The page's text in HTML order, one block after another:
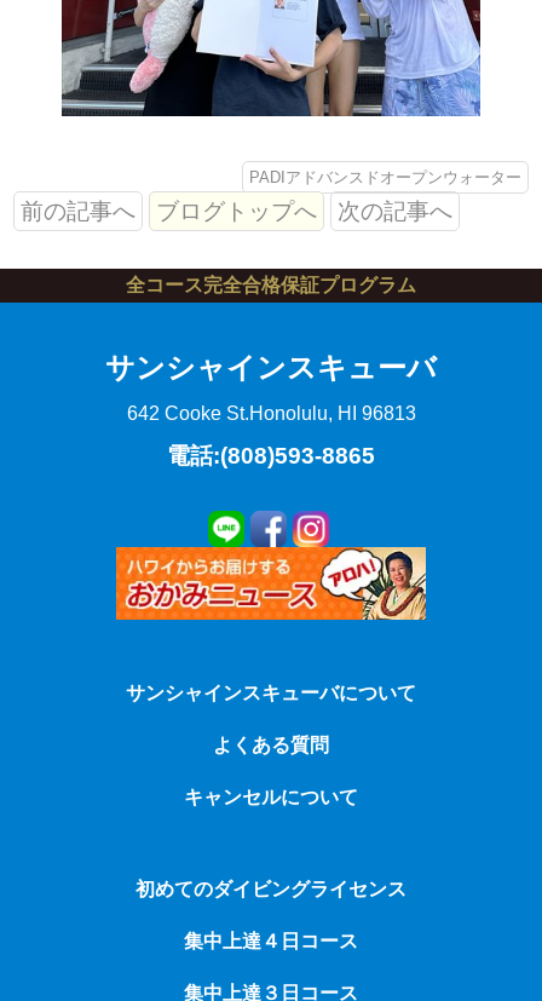
PADIアドバンスドオープンウォーター
前の記事へ ブログトップへ 次の記事へ
全コース完全合格保証プログラム
サンシャインスキューバ
642 Cooke St.Honolulu, HI 96813
電話:(808)593-8865
サンシャインスキューバについて
よくある質問
キャンセルについて
初めてのダイビングライセンス
集中上達４日コース
集中上達３日コース